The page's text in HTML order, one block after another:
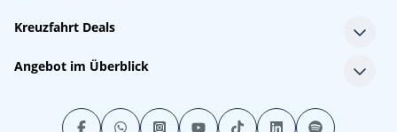
Kreuzfahrt Deals
Single-Kreuzfahrten
Kreuzfahrt mit Kindern
Minikreuzfahrten
Stornokabinen
Angebot im Überblick
Alle Schiffe